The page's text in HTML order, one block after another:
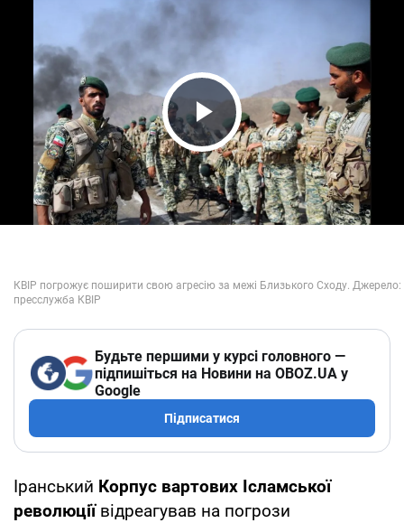
Play Video
Будьте першими у курсі головного —
підпишіться на Новини на OBOZ.UA у
Google
Підписатися
Іранський Корпус вартових Ісламської
революціївідреагував на погрози